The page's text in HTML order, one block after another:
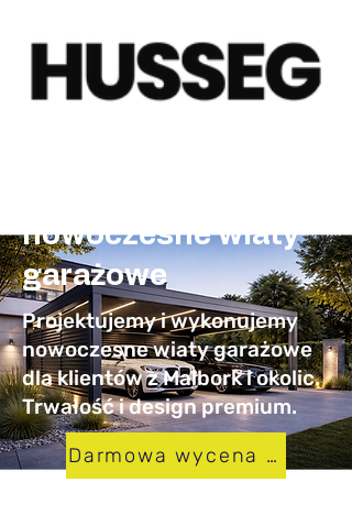
nowoczesne wiaty
garażowe
Projektujemy i wykonujemy
nowoczesne wiaty garażowe
dla klientów z Malbork i okolic.
Trwałość i design premium.
Darmowa wycena w 24h